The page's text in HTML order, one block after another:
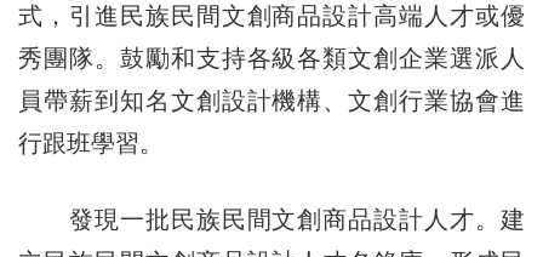
式，引進民族民間文創商品設計高端人才或優
秀團隊。鼓勵和支持各級各類文創企業選派人
員帶薪到知名文創設計機構、文創行業協會進
行跟班學習。
發現一批民族民間文創商品設計人才。建